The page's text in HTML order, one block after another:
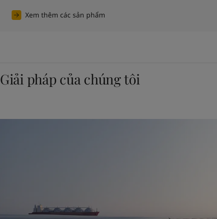
Xem thêm các sản phẩm
Giải pháp của chúng tôi